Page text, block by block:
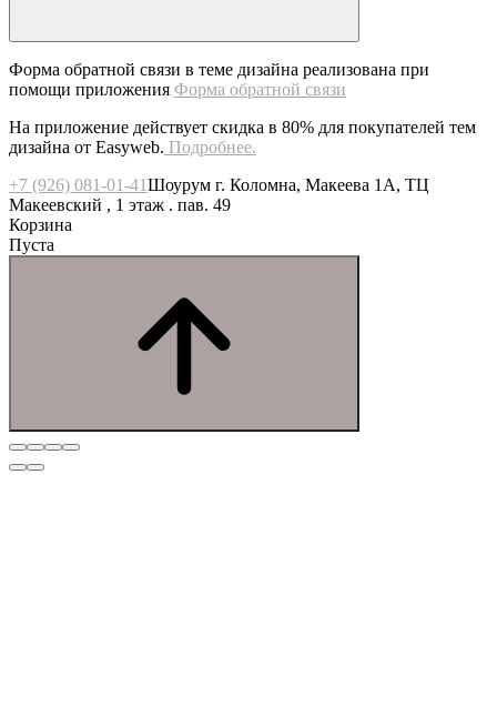
Форма обратной связи в теме дизайна реализована при
помощи приложения Форма обратной связи
На приложение действует скидка в 80% для покупателей тем
дизайна от Easyweb. Подробнее.
+7 (926) 081-01-41Шоурум г. Коломна, Макеева 1А, ТЦ
Макеевский , 1 этаж . пав. 49
Корзина
Пуста